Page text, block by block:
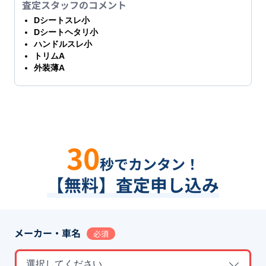
査定スタッフのコメント
Dシートスレ小
Dシートヘタリ小
ハンドルスレ小
トリムA
外装薄A
30秒でカンタン！
【無料】査定申し込み
メーカー・車名 必須
選択してください